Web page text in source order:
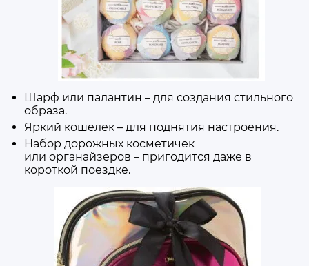
Шарф или палантин – для создания стильного
образа.
Яркий кошелек – для поднятия настроения.
Набор дорожных косметичек
или органайзеров – пригодится даже в
короткой поездке.